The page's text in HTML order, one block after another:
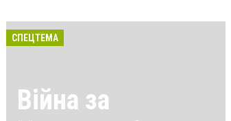
СПЕЦТЕМА
Війна за